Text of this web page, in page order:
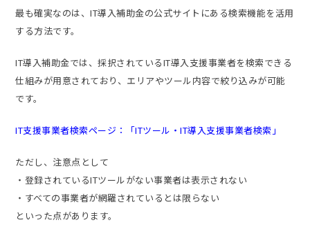
最も確実なのは、IT導入補助金の公式サイトにある検索機能を活用
する方法です。
IT導入補助金では、採択されているIT導入支援事業者を検索できる
仕組みが用意されており、エリアやツール内容で絞り込みが可能
です。
IT支援事業者検索ページ：「ITツール・IT導入支援事業者検索」
ただし、注意点として
・登録されているITツールがない事業者は表示されない
・すべての事業者が網羅されているとは限らない
といった点があります。